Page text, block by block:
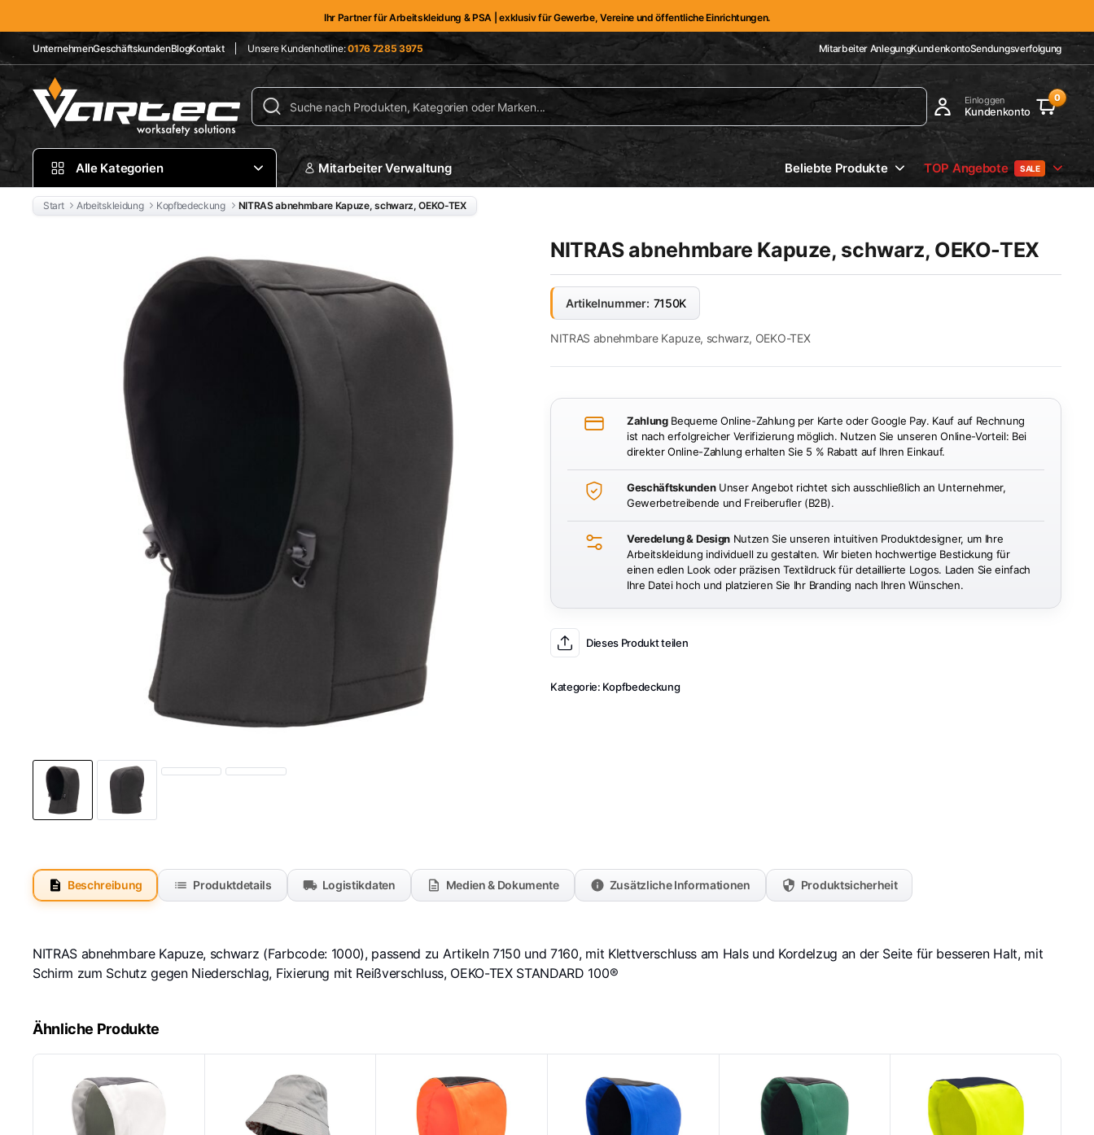
Ihr Partner für Arbeitskleidung & PSA | exklusiv für Gewerbe, Vereine und öffentliche Einrichtungen.
UnternehmenGeschäftskundenBlogKontakt Unsere Kundenhotline:0176 7285 3975 Mitarbeiter AnlegungKundenkontoSendungsverfolgung
Einloggen
Kundenkonto
0
Alle Kategorien Mitarbeiter Verwaltung Beliebte Produkte TOP Angebote SALE
Start Arbeitskleidung Kopfbedeckung NITRAS abnehmbare Kapuze, schwarz, OEKO-TEX
NITRAS abnehmbare Kapuze, schwarz, OEKO-TEX
Artikelnummer: 7150K
NITRAS abnehmbare Kapuze, schwarz, OEKO-TEX
ZahlungBequeme Online-Zahlung per Karte oder Google Pay. Kauf auf Rechnung
ist nach erfolgreicher Verifizierung möglich. Nutzen Sie unseren Online-Vorteil: Bei
direkter Online-Zahlung erhalten Sie 5 % Rabatt auf Ihren Einkauf.
GeschäftskundenUnser Angebot richtet sich ausschließlich an Unternehmer,
Gewerbetreibende und Freiberufler (B2B).
Veredelung & DesignNutzen Sie unseren intuitiven Produktdesigner, um Ihre
Arbeitskleidung individuell zu gestalten. Wir bieten hochwertige Bestickung für
einen edlen Look oder präzisen Textildruck für detaillierte Logos. Laden Sie einfach
Ihre Datei hoch und platzieren Sie Ihr Branding nach Ihren Wünschen.
Dieses Produkt teilen
Kategorie: Kopfbedeckung
Beschreibung Produktdetails Logistikdaten Medien & Dokumente Zusätzliche Informationen Produktsicherheit
NITRAS abnehmbare Kapuze, schwarz (Farbcode: 1000), passend zu Artikeln 7150 und 7160, mit Klettverschluss am Hals und Kordelzug an der Seite für besseren Halt, mit
Schirm zum Schutz gegen Niederschlag, Fixierung mit Reißverschluss, OEKO-TEX STANDARD 100®
Ähnliche Produkte